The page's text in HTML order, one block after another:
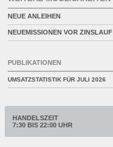
NEUE ANLEIHEN
NEUEMISSIONEN VOR ZINSLAUF
PUBLIKATIONEN
UMSATZSTATISTIK FÜR JULI 2026
HANDELSZEIT
7:30 BIS 22:00 UHR